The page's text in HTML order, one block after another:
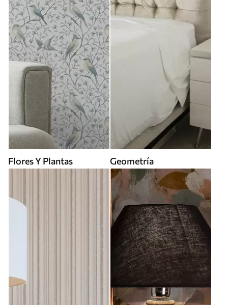
Flores Y Plantas Geometría